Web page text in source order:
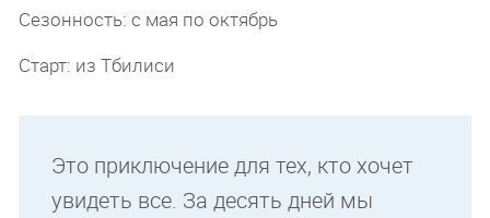
Сезонность: с мая по октябрь
Старт: из Тбилиси
Это приключение для тех, кто хочет
увидеть все. За десять дней мы